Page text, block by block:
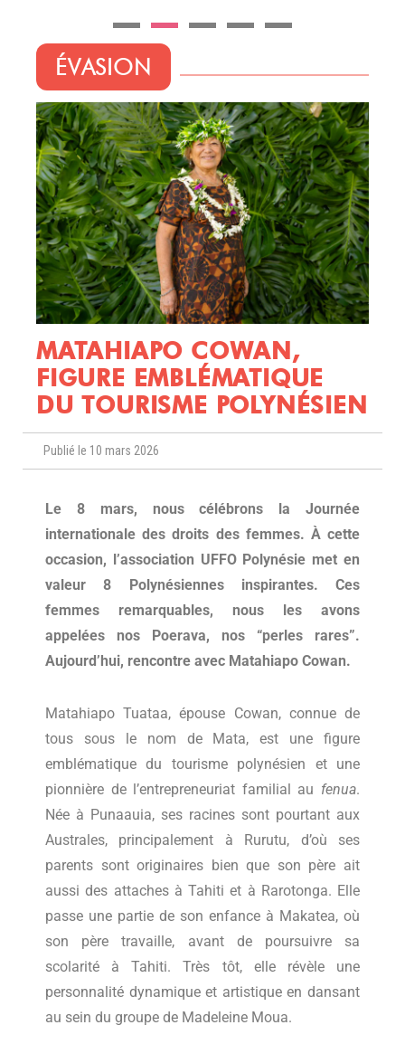
ÉVASION
MATAHIAPO COWAN,
FIGURE EMBLÉMATIQUE
DU TOURISME POLYNÉSIEN
Publié le 10 mars 2026
Le 8 mars, nous célébrons la Journée
internationale des droits des femmes. À cette
occasion, l’association UFFO Polynésie met en
valeur 8 Polynésiennes inspirantes. Ces
femmes remarquables, nous les avons
appelées nos Poerava, nos “perles rares”.
Aujourd’hui, rencontre avec Matahiapo Cowan.
Matahiapo Tuataa, épouse Cowan, connue de
tous sous le nom de Mata, est une figure
emblématique du tourisme polynésien et une
pionnière de l’entrepreneuriat familial au fenua.
Née à Punaauia, ses racines sont pourtant aux
Australes, principalement à Rurutu, d’où ses
parents sont originaires bien que son père ait
aussi des attaches à Tahiti et à Rarotonga. Elle
passe une partie de son enfance à Makatea, où
son père travaille, avant de poursuivre sa
scolarité à Tahiti. Très tôt, elle révèle une
personnalité dynamique et artistique en dansant
au sein du groupe de Madeleine Moua.